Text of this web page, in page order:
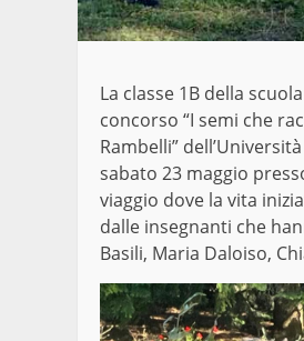
La classe 1B della
concorso “I semi che
Rambelli”
sabato 23 maggio
viaggio dove la vita
dalle insegnanti che
Basili, Maria Daloiso,